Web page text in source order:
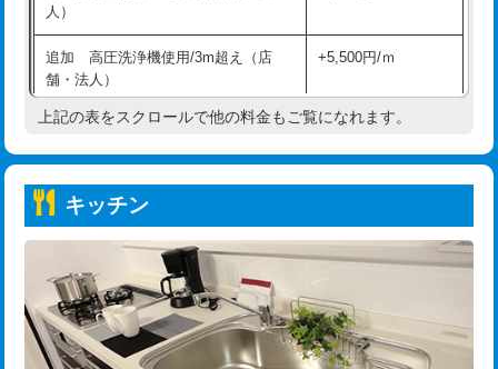
持込商品取付（混合水栓）
持込商品取付（浄水器・分岐水栓） 16,500円
持込商品取付（温水洗浄便座） 22,000円
持込商品取付（普通便座⇔温水洗浄便
22,000円
給水管工事※（ホール加工)
給水管工事※（バンド止め) 3,300円
給水管工事※（支持金具設置) 5,500円
給水管工事※（保温材使用（バンド止
5,500円
人）
追加 高圧洗浄機使用/3m超え（店
舗・法人）
+5,500円/ｍ
高度高圧洗浄換 現地調査
トーラー機使用/3mまで
追加トーラー機使用/3m超え +3,300円
カメラ調査 33,000円
桝清掃 8,800円
上記の表をスクロールで他の料金もご覧になれます。
キッチン